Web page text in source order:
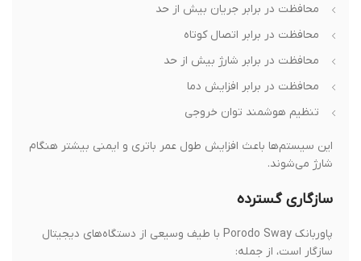
محافظت در برابر جریان بیش از حد
محافظت در برابر اتصال کوتاه
محافظت در برابر شارژ بیش از حد
محافظت در برابر افزایش دما
تنظیم هوشمند توان خروجی
این سیستم‌ها باعث افزایش طول عمر باتری و ایمنی بیشتر هنگام
شارژ می‌شوند.
سازگاری گسترده
پاوربانک Porodo Sway با طیف وسیعی از دستگاه‌های دیجیتال
سازگار است، از جمله: